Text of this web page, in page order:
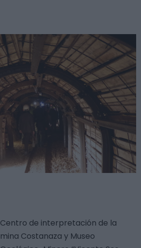
Centro de interpretación de la
mina Costanaza y Museo